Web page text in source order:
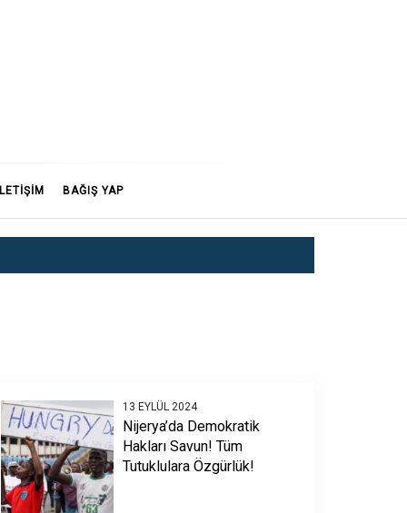
İLETİŞİM BAĞIŞ YAP
13 EYLÜL 2024
Nijerya’da Demokratik
Hakları Savun! Tüm
Tutuklulara Özgürlük!